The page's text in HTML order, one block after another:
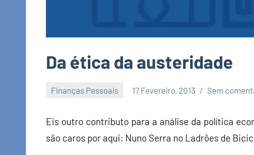
Da ética da austeridade
Finanças Pessoais 17 Fevereiro, 2013
Economia
Finanças
Sem
Eis outro contributo para a análise da política
são caros por aqui: Nuno Serra no Ladrões de